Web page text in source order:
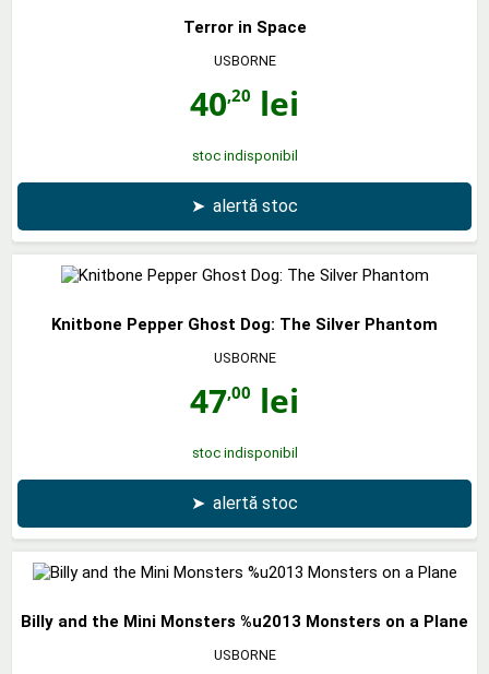
Terror in Space
USBORNE
40,20 lei
stoc indisponibil
➤ alertă stoc
Knitbone Pepper Ghost Dog: The Silver Phantom
USBORNE
47,00 lei
stoc indisponibil
➤ alertă stoc
Billy and the Mini Monsters %u2013 Monsters on a Plane
USBORNE